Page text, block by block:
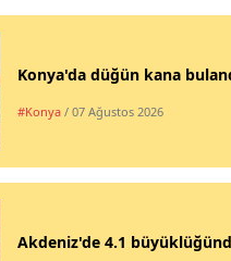
Konya'da düğün kana
#Konya / 07 Ağustos 2026
Akdeniz'de 4.1